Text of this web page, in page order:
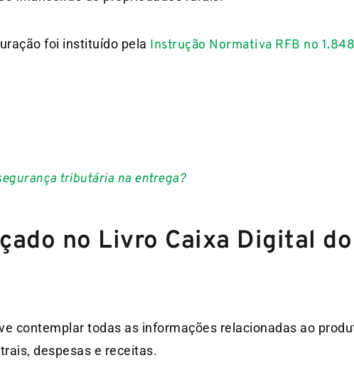
foi instituído pela Instrução Normativa RFB no
tributária na entrega?
no Livro Caixa Digital
contemplar todas as informações relacionadas ao
despesas e receitas.